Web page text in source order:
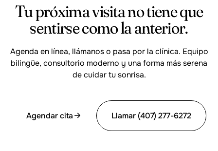
Tu próxima visita no tiene que
sentirse como la anterior.
Agenda en línea, llámanos o pasa por la clínica. Equipo
bilingüe, consultorio moderno y una forma más serena
de cuidar tu sonrisa.
Agendar cita Llamar (407) 277-6272